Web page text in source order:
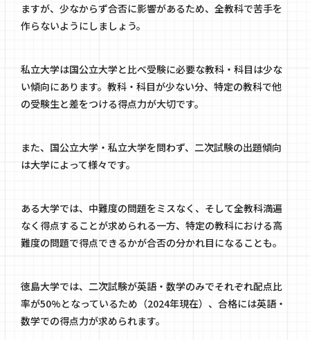
ますが、少なからず合否に影響があるため、全教科で苦手を
作らないようにしましょう。
私立大学は国公立大学と比べ受験に必要な教科・科目は少な
い傾向にあります。教科・科目が少ない分、特定の教科で他
の受験生と差をつける得点力が大切です。
また、国公立大学・私立大学を問わず、二次試験の出題傾向
は大学によって様々です。
ある大学では、中難度の問題をミスなく、そして全教科満遍
なく得点することが求められる一方、特定の教科における高
難度の問題で得点できるかが合否の分かれ目になることも。
徳島大学では、二次試験が英語・数学のみでそれぞれ配点比
率が50%となっているため（2024年現在）、合格には英語・
数学での得点力が求められます。